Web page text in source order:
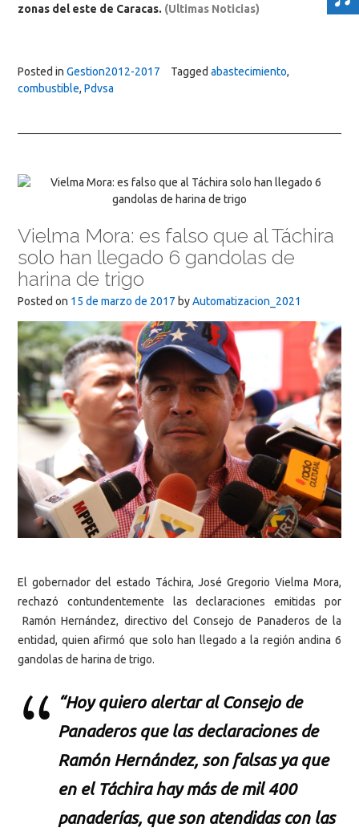
zonas del este de Caracas. (Ultimas Noticias)
Posted in Gestion2012-2017 Tagged abastecimiento,
combustible, Pdvsa
Vielma Mora: es falso que al Táchira
solo han llegado 6 gandolas de
harina de trigo
Posted on 15 de marzo de 2017 byAutomatizacion_2021
El gobernador del estado Táchira, José Gregorio Vielma Mora,
rechazó contundentemente las declaraciones emitidas por
Ramón Hernández, directivo del Consejo de Panaderos de la
entidad, quien afirmó que solo han llegado a la región andina 6
gandolas de harina de trigo.
“Hoy quiero alertar al Consejo de
Panaderos que las declaraciones de
Ramón Hernández, son falsas ya que
en el Táchira hay más de mil 400
panaderías, que son atendidas con las